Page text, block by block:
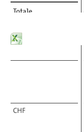
Totale
CHF